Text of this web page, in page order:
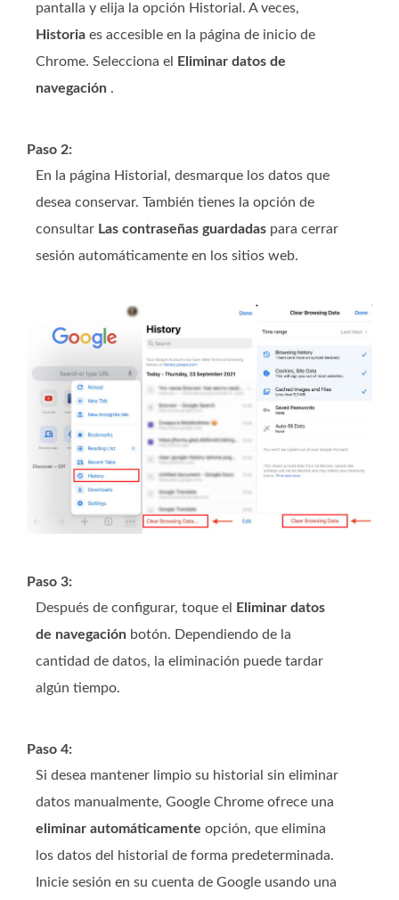
pantalla y elija la opción Historial. A veces,
Historia es accesible en la página de inicio de
Chrome. Selecciona el
Eliminar datos de
navegación .
Paso 2:
En la página Historial, desmarque los datos que
desea conservar. También tienes la opción de
consultar Las contraseñas guardadas para cerrar
sesión automáticamente en los sitios web.
Paso 3:
Después de configurar, toque el
Eliminar datos
de navegación botón. Dependiendo de la
cantidad de datos, la eliminación puede tardar
algún tiempo.
Paso 4:
Si desea mantener limpio su historial sin eliminar
datos manualmente, Google Chrome ofrece una
eliminar automáticamente opción, que elimina
los datos del historial de forma predeterminada.
Inicie sesión en su cuenta de Google usando una